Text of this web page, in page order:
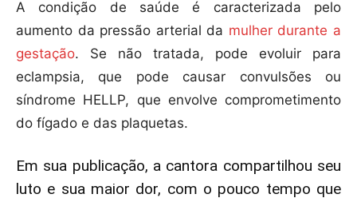
A condição de saúde é caracterizada pelo
aumento da pressão arterial da mulher durante a
gestação. Se não tratada, pode evoluir para
eclampsia, que pode causar convulsões ou
síndrome HELLP, que envolve comprometimento
do fígado e das plaquetas.
Em sua publicação, a cantora compartilhou seu
luto e sua maior dor, com o pouco tempo que